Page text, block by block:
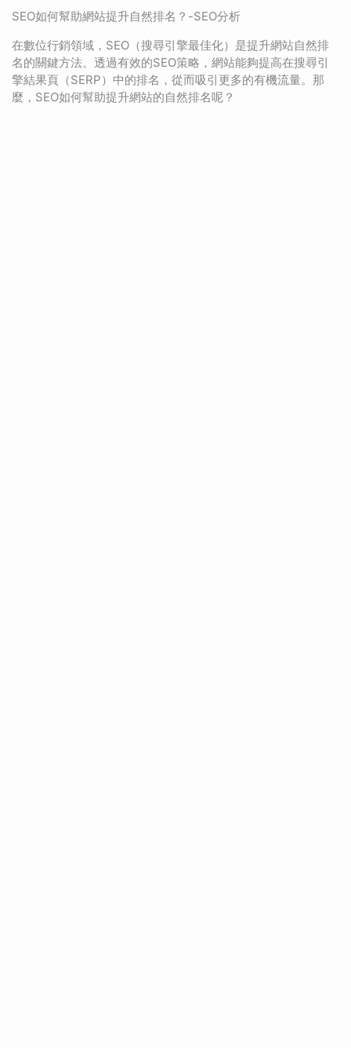
SEO如何幫助網站提升自然排名？-SEO分析
在數位行銷領域，SEO（搜尋引擎最佳化）是提升網站自然排
名的關鍵方法。透過有效的SEO策略，網站能夠提高在搜尋引
擎結果頁（SERP）中的排名，從而吸引更多的有機流量。那
麼，SEO如何幫助提升網站的自然排名呢？